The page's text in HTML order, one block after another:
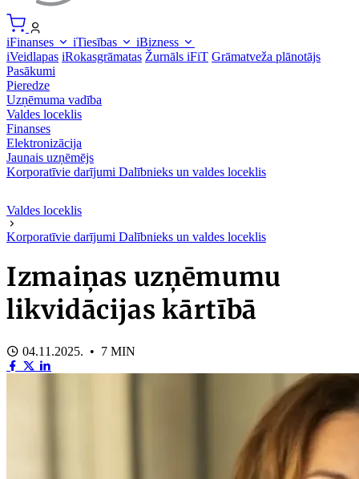
iFinanses iTiesības
iBizness
iVeidlapas iRokasgrāmatas Žurnāls iFiT Grāmatveža plānotājs
Pasākumi
Pieredze
Uzņēmuma vadība
Valdes loceklis
Finanses
Elektronizācija
Jaunais uzņēmējs
Korporatīvie darījumi Dalībnieks un valdes loceklis
Valdes loceklis
Korporatīvie darījumi Dalībnieks un valdes loceklis
Izmaiņas uzņēmumu
likvidācijas kārtībā
04.11.2025. • 7 MIN